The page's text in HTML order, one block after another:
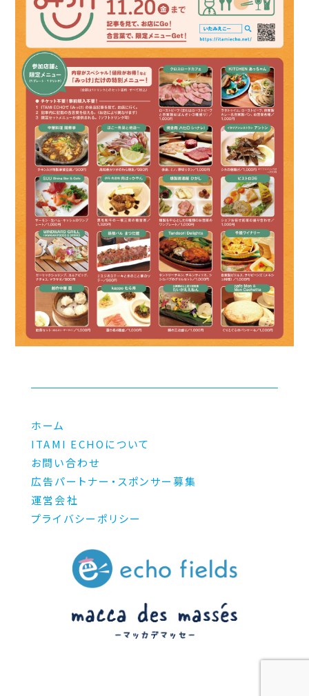
ホーム
ITAMI ECHOについて
お問い合わせ
広告パートナー・スポンサー募集
運営会社
プライバシーポリシー